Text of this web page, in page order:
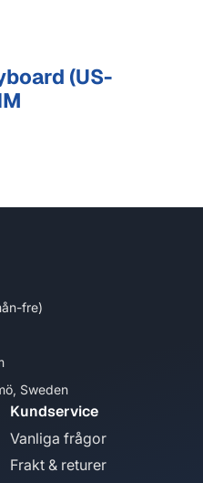
(US-
fre)
Sweden
Kundservice
Vanliga frågor
Frakt & returer